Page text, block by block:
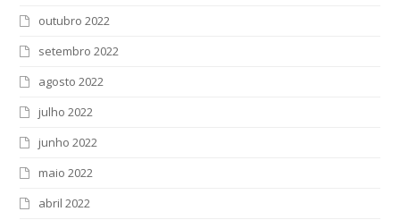
outubro 2022
setembro 2022
agosto 2022
julho 2022
junho 2022
maio 2022
abril 2022